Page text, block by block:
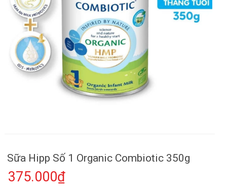
Sữa Hipp Số 1 Organic Combiotic 350g
375.000₫